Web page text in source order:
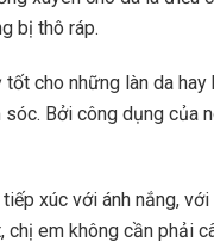
bị thô ráp.
cho những làn da hay
Bởi công dụng của
xúc với ánh nắng,
em không cần phải